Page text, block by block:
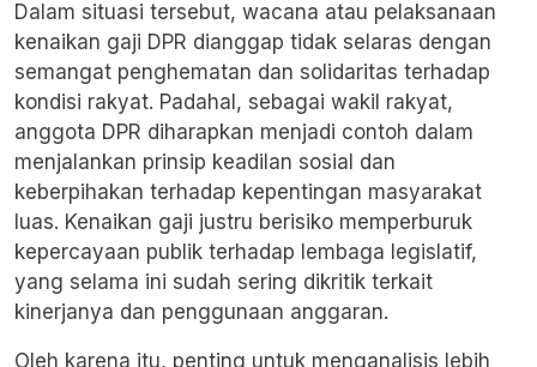
Dalam situasi tersebut, wacana atau pelaksanaan
kenaikan gaji DPR dianggap tidak selaras dengan
semangat penghematan dan solidaritas terhadap
kondisi rakyat. Padahal, sebagai wakil rakyat,
anggota DPR diharapkan menjadi contoh dalam
menjalankan prinsip keadilan sosial dan
keberpihakan terhadap kepentingan masyarakat
luas. Kenaikan gaji justru berisiko memperburuk
kepercayaan publik terhadap lembaga legislatif,
yang selama ini sudah sering dikritik terkait
kinerjanya dan penggunaan anggaran.
Oleh karena itu, penting untuk menganalisis lebih